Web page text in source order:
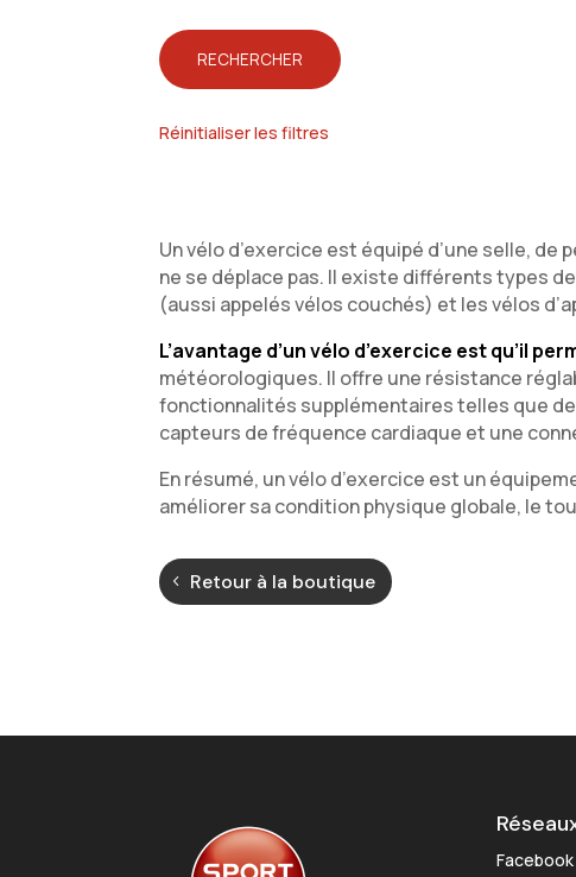
RECHERCHER
Réinitialiser les filtres
Un vélo d’exercice est équipé d’une selle,
ne se déplace pas. Il existe différents types
(aussi appelés vélos couchés) et les vélos
L’avantage d’un vélo d’exercice est qu’il
météorologiques. Il offre une résistance
fonctionnalités supplémentaires telles que
capteurs de fréquence cardiaque et une
En résumé, un vélo d’exercice est un
améliorer sa condition physique globale, le
Retour à la boutique
Facebook